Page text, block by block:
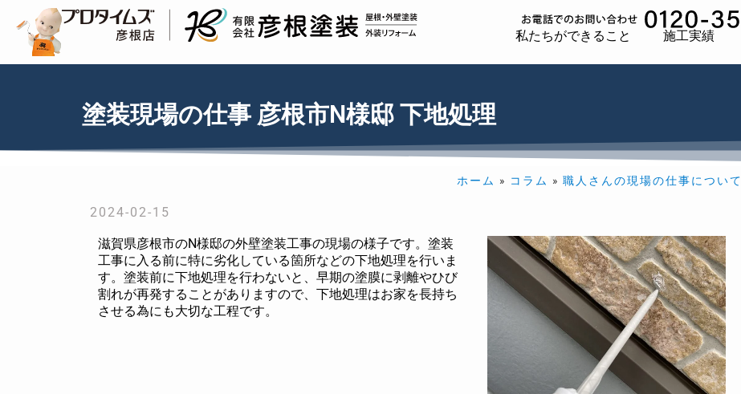
私たちができること 施工実績
塗装現場の仕事 彦根市N様邸 下地処理
ホーム » コラム » 職人さんの現場の仕事について
2024-02-15
滋賀県彦根市のN様邸の外壁塗装工事の現場の様子です。塗装
工事に入る前に特に劣化している箇所などの下地処理を行いま
す。塗装前に下地処理を行わないと、早期の塗膜に剥離やひび
割れが再発することがありますので、下地処理はお家を長持ち
させる為にも大切な工程です。